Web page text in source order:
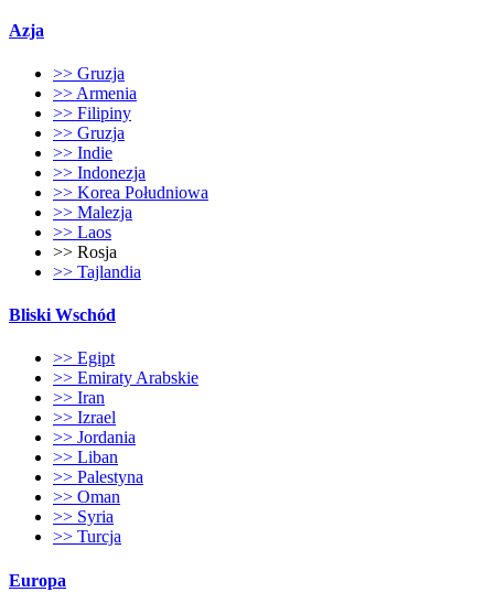
Azja
>> Gruzja
>> Armenia
>> Filipiny
>> Gruzja
>> Indie
>> Indonezja
>> Korea Południowa
>> Malezja
>> Laos
>> Rosja
>> Tajlandia
Bliski Wschód
>> Egipt
>> Emiraty Arabskie
>> Iran
>> Izrael
>> Jordania
>> Liban
>> Palestyna
>> Oman
>> Syria
>> Turcja
Europa